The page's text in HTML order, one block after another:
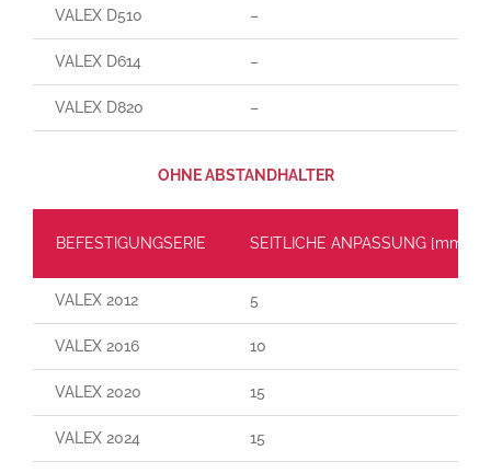
VALEX D510 –
VALEX D614 –
VALEX D820 –
OHNE ABSTANDHALTER
BEFESTIGUNGSERIE SEITLICHE ANPASSUNG [mm]
VALEX 2012 5
VALEX 2016 10
VALEX 2020 15
VALEX 2024 15